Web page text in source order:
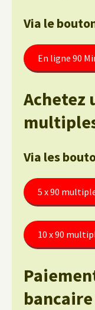
Via le
En ligne 90
Achetez
Via les
5 x 90
10 x 90
bancaire